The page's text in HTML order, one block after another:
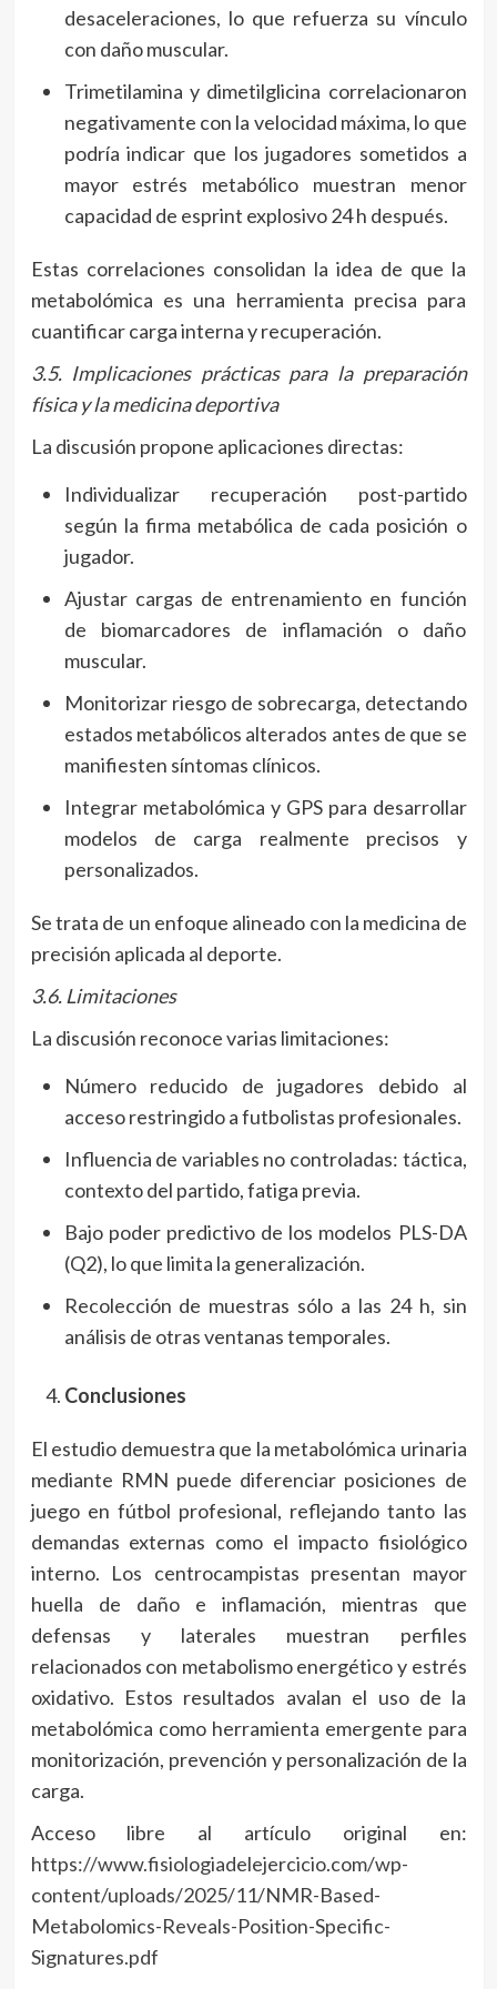
desaceleraciones, lo que refuerza su vínculo
con daño muscular.
Trimetilamina y dimetilglicina correlacionaron
negativamente con la velocidad máxima, lo que
podría indicar que los jugadores sometidos a
mayor estrés metabólico muestran menor
capacidad de esprint explosivo 24 h después.
Estas correlaciones consolidan la idea de que la
metabolómica es una herramienta precisa para
cuantificar carga interna y recuperación.
3.5. Implicaciones prácticas para la preparación
física y la medicina deportiva
La discusión propone aplicaciones directas:
Individualizar recuperación post-partido
según la firma metabólica de cada posición o
jugador.
Ajustar cargas de entrenamiento en función
de biomarcadores de inflamación o daño
muscular.
Monitorizar riesgo de sobrecarga, detectando
estados metabólicos alterados antes de que se
manifiesten síntomas clínicos.
Integrar metabolómica y GPS para desarrollar
modelos de carga realmente precisos y
personalizados.
Se trata de un enfoque alineado con la medicina de
precisión aplicada al deporte.
3.6. Limitaciones
La discusión reconoce varias limitaciones:
Número reducido de jugadores debido al
acceso restringido a futbolistas profesionales.
Influencia de variables no controladas: táctica,
contexto del partido, fatiga previa.
Bajo poder predictivo de los modelos PLS-DA
(Q2), lo que limita la generalización.
Recolección de muestras sólo a las 24 h, sin
análisis de otras ventanas temporales.
Conclusiones
El estudio demuestra que la metabolómica urinaria
mediante RMN puede diferenciar posiciones de
juego en fútbol profesional, reflejando tanto las
demandas externas como el impacto fisiológico
interno. Los centrocampistas presentan mayor
huella de daño e inflamación, mientras que
defensas y laterales muestran perfiles
relacionados con metabolismo energético y estrés
oxidativo. Estos resultados avalan el uso de la
metabolómica como herramienta emergente para
monitorización, prevención y personalización de la
carga.
Acceso libre al artículo original en:
https://www.fisiologiadelejercicio.com/wp-
content/uploads/2025/11/NMR-Based-
Metabolomics-Reveals-Position-Specific-
Signatures.pdf